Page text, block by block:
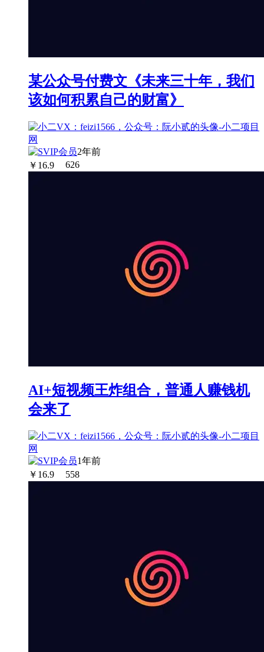
某公众号付费文《未来三十年，我们
该如何积累自己的财富》
2年前
￥ 16.9 626
AI+短视频王炸组合，普通人赚钱机
会来了
1年前
￥ 16.9 558